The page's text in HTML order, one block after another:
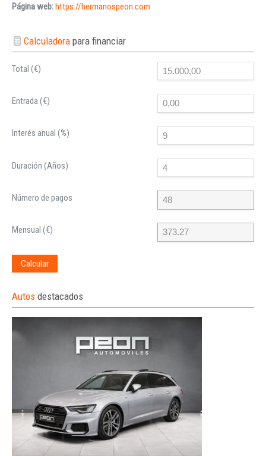
Página web:https://hermanospeon.com
Calculadorapara financiar
Total (€)
Entrada (€)
Interés anual (%)
Duración (Años)
Número de pagos
Mensual (€)
Calcular
Autos destacados